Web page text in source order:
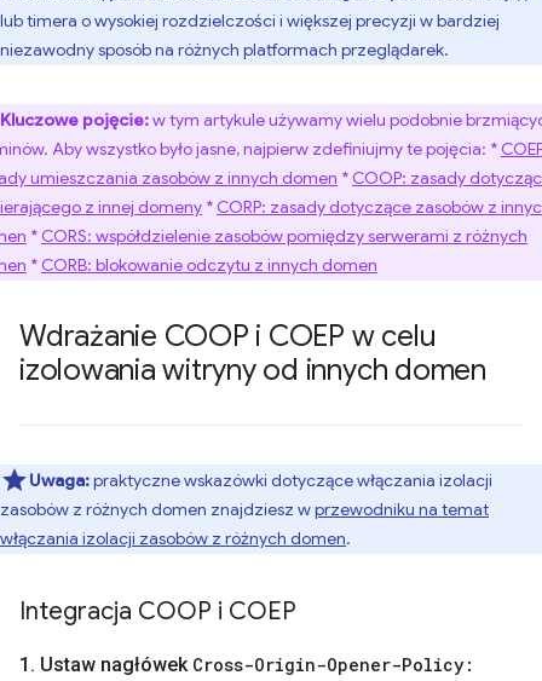
lub timera o wysokiej rozdzielczości i większej precyzji w bardziej
niezawodny sposób na różnych platformach przeglądarek.
Kluczowe pojęcie:w tym artykule używamy wielu podobnie
Aby wszystko było jasne, najpierw zdefiniujmy te pojęcia: *
umieszczania zasobów z innych domen * COOP: zasady
z innej domeny * CORP: zasady dotyczące zasobów z
* CORS: współdzielenie zasobów pomiędzy serwerami z różnych
* CORB: blokowanie odczytu z innych domen
Wdrażanie COOP i COEP w celu
izolowania witryny od innych domen
Uwaga:praktyczne wskazówki dotyczące włączania izolacji
zasobów z różnych domen znajdziesz wprzewodniku na temat
włączania izolacji zasobów z różnych domen.
Integracja COOP i COEP
1 . Ustaw nagłówek Cross-Origin-Opener-Policy: